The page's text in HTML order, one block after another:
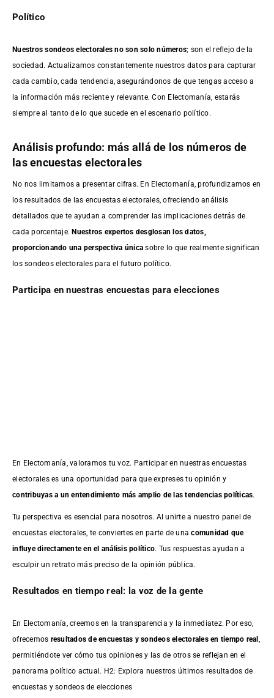
Político
Nuestros sondeos electorales no son solo números; son el reflejo de la
sociedad. Actualizamos constantemente nuestros datos para capturar
cada cambio, cada tendencia, asegurándonos de que tengas acceso a
la información más reciente y relevante. Con Electomanía, estarás
siempre al tanto de lo que sucede en el escenario político.
Análisis profundo: más allá de los números de
las encuestas electorales
No nos limitamos a presentar cifras. En Electomanía, profundizamos en
los resultados de las encuestas electorales, ofreciendo análisis
detallados que te ayudan a comprender las implicaciones detrás de
cada porcentaje.Nuestros expertos desglosan los datos,
proporcionando una perspectiva única sobre lo que realmente significan
los sondeos electorales para el futuro político.
Participa en nuestras encuestas para elecciones
En Electomanía, valoramos tu voz. Participar en nuestras encuestas
electorales es una oportunidad para que expreses tu opinión y
contribuyas a un entendimiento más amplio de las tendencias políticas.
Tu perspectiva es esencial para nosotros. Al unirte a nuestro panel de
encuestas electorales, te conviertes en parte de unacomunidad que
influye directamente en el análisis político. Tus respuestas ayudan a
esculpir un retrato más preciso de la opinión pública.
Resultados en tiempo real: la voz de la gente
En Electomanía, creemos en la transparencia y la inmediatez. Por eso,
ofrecemos resultados deencuestas y sondeos electorales en tiempo real
permitiéndote ver cómo tus opiniones y las de otros se reflejan en el
panorama político actual. H2: Explora nuestros últimos resultados de
encuestas y sondeos de elecciones